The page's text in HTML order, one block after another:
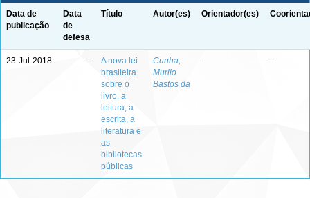
Data de
publicação
Data
de
defesa
Título Autor(es) Orientador(es)
23-Jul-2018 -
A nova lei
brasileira
sobre o
livro, a
leitura, a
escrita, a
literatura e
as
bibliotecas
públicas
Cunha,
Murilo
Bastos da
- -